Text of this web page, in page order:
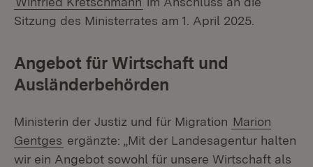
Sitzung des Ministerrates am 1. April 2025.
Angebot für Wirtschaft und
Ausländerbehörden
Ministerin der Justiz und für Migration Marion
Gentges ergänzte: „Mit der Landesagentur halten
wir ein Angebot sowohl für unsere Wirtschaft als